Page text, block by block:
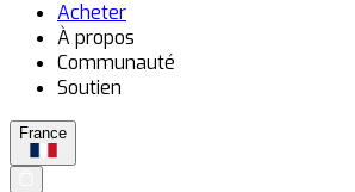
Acheter
À propos
Communauté
Soutien
France